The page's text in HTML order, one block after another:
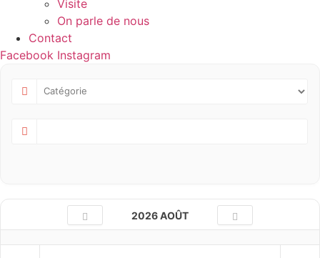
Visite
On parle de nous
Contact
Facebook Instagram
2026 AOÛT